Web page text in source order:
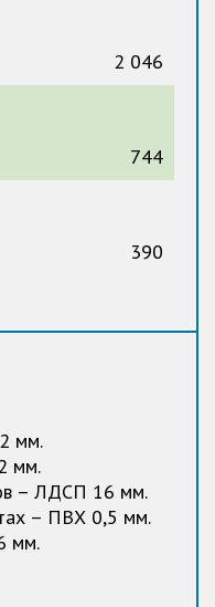
2 046
744
390
мм.
мм.
– ЛДСП 16 мм.
– ПВХ 0,5 мм.
мм.